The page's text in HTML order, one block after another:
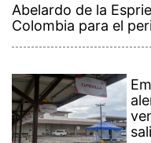
Abelardo de la
Colombia para el